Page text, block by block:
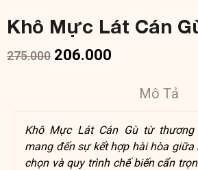
Khô Mực Lát Cán
275.000 206.000
Mô Tả
Khô Mực Lát Cán Gù từ thương
mang đến sự kết hợp hài hòa giữa
chọn và quy trình chế biến cẩn